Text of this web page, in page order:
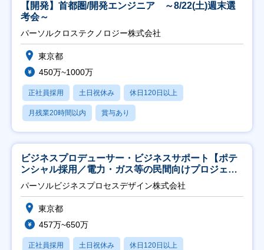
【開発】首都圏/開発エンジニア ～8/22(土)週末選
考会～
パーソルクロステクノロジー株式会社
東京都
450万~1000万
正社員採用 土日祝休み 休日120日以上
月残業20時間以内 賞与あり
ビジネスプロデューサー・ビジネスサポート【ポテ
ンシャル採用／電力・ガス等の民間向けプロジェク
ト推進】
パーソルビジネスプロセスデザイン株式会社
東京都
457万~650万
正社員採用 土日祝休み 休日120日以上